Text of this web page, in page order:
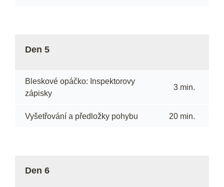
Den 5
Bleskové opáčko: Inspektorovy
zápisky
3 min.
Vyšetřování a předložky pohybu 20 min.
Den 6